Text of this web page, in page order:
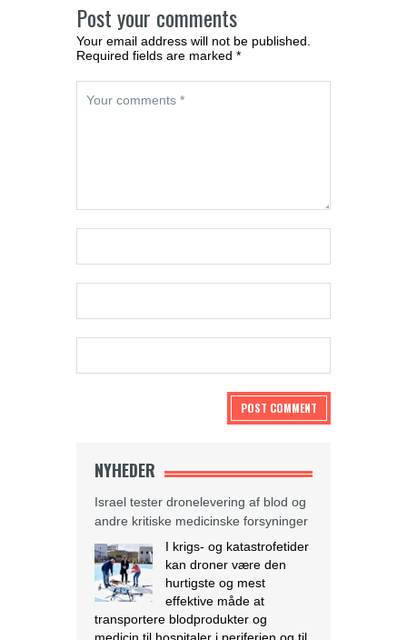
Post your comments
Your email address will not be published.
Required fields are marked *
NYHEDER
Israel tester dronelevering af blod og
andre kritiske medicinske forsyninger
I krigs- og katastrofetider
kan droner være den
hurtigste og mest
effektive måde at
transportere blodprodukter og